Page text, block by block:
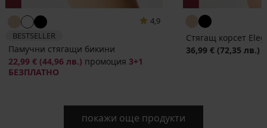
4,9
BESTSELLER
Памучни стягащи бикини
22,99 € (44,96 лв.) промоция 3+1
БЕЗПЛАТНО
Стягащ корсет
36,99 € (72,35 лв.)
покажи още продукти